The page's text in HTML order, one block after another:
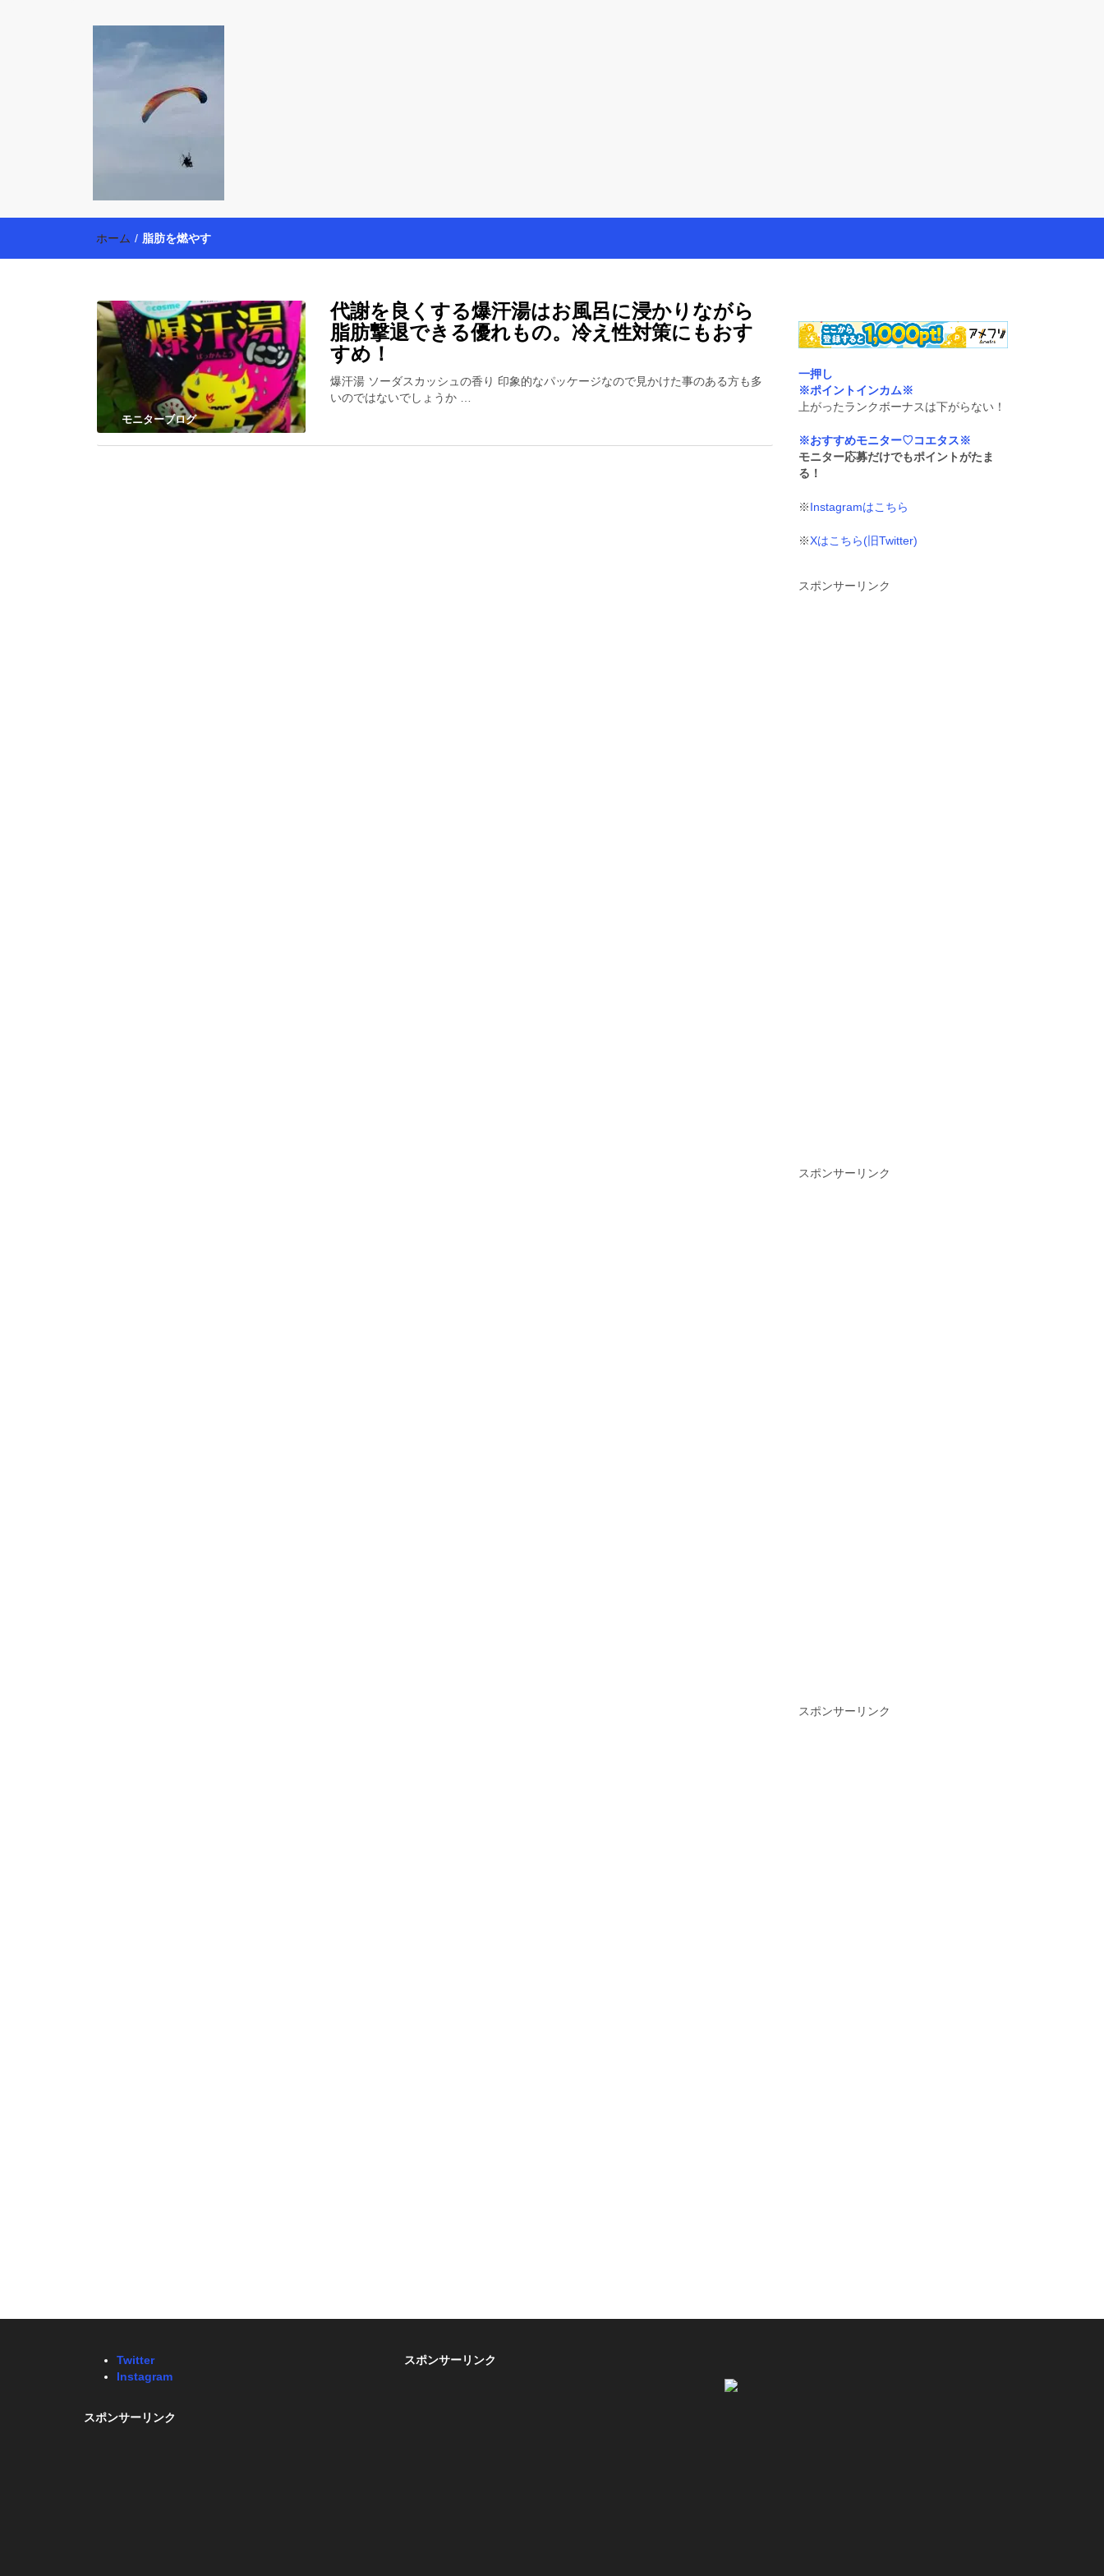
育・美容健康アイテム探索】も全力で楽しみます。
ホーム / 脂肪を燃やす
モニターブログ
代謝を良くする爆汗湯はお風呂に浸かりながら
脂肪撃退できる優れもの。冷え性対策にもおす
すめ！
爆汗湯 ソーダスカッシュの香り 印象的なパッケージなので見かけた事のある方も多
いのではないでしょうか …
一押し
※ポイントインカム※
上がったランクボーナスは下がらない！
※おすすめモニター♡コエタス※
モニター応募だけでもポイントがたま
る！
※Instagramはこちら
※Xはこちら(旧Twitter)
スポンサーリンク
スポンサーリンク
スポンサーリンク
Twitter
Instagram
スポンサーリンク
スポンサーリンク